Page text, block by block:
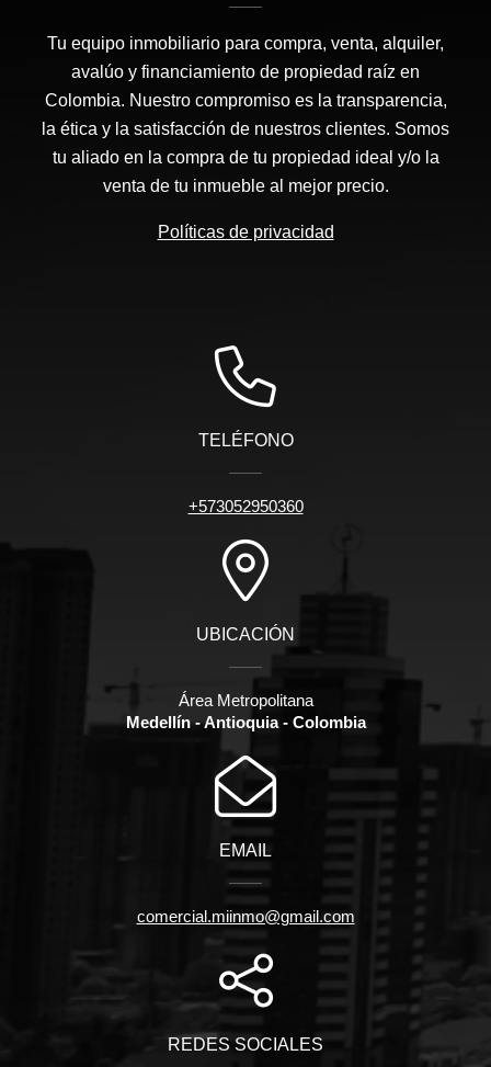
Tu equipo inmobiliario para compra, venta, alquiler,
avalúo y financiamiento de propiedad raíz en
Colombia. Nuestro compromiso es la transparencia,
la ética y la satisfacción de nuestros clientes. Somos
tu aliado en la compra de tu propiedad ideal y/o la
venta de tu inmueble al mejor precio.
Políticas de privacidad
TELÉFONO
+573052950360
UBICACIÓN
Área Metropolitana
Medellín - Antioquia - Colombia
EMAIL
comercial.miinmo@gmail.com
REDES SOCIALES